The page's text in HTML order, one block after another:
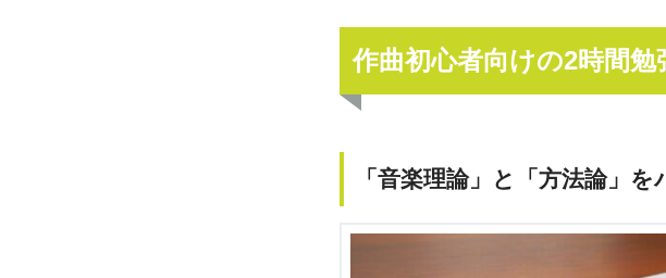
作曲初心者向けの2時間勉
「音楽理論」と「方法論」